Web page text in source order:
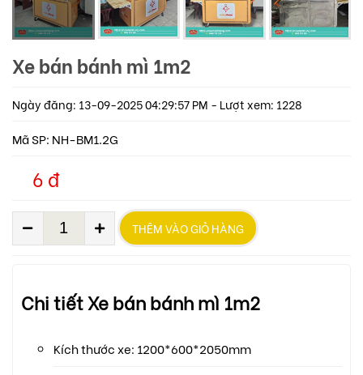
Xe bán bánh mì 1m2
Ngày đăng: 13-09-2025 04:29:57 PM - Lượt xem: 1228
Mã SP: NH-BM1.2G
6 đ
THÊM VÀO GIỎ HÀNG
Chi tiết Xe bán bánh mì 1m2
Kích thước xe: 1200*600*2050mm